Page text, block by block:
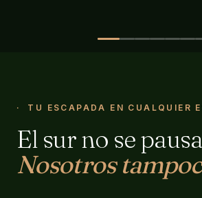
TU ESCAPADA EN CUALQUIER
El sur no se
Nosotros